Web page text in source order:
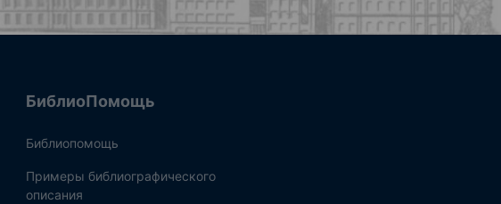
БиблиоПомощь
Библиопомощь
Примеры библиографического
описания